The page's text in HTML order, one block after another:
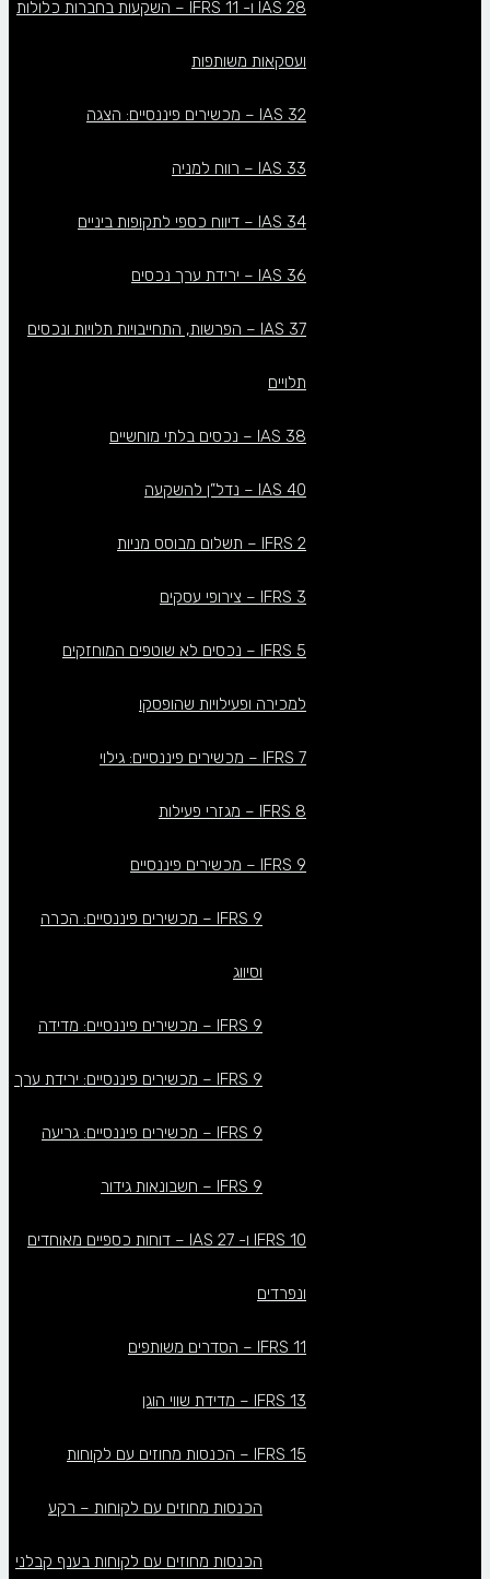
IAS 28 ו- IFRS 11 – השקעות בחברות כלולות
ועסקאות משותפות
IAS 32 – מכשירים פיננסיים: הצגה
IAS 33 – רווח למניה
IAS 34 – דיווח כספי לתקופות ביניים
IAS 36 – ירידת ערך נכסים
IAS 37 – הפרשות, התחייבויות תלויות ונכסים
תלויים
IAS 38 – נכסים בלתי מוחשיים
IAS 40 – נדל”ן להשקעה
IFRS 2 – תשלום מבוסס מניות
IFRS 3 – צירופי עסקים
IFRS 5 – נכסים לא שוטפים המוחזקים
למכירה ופעילויות שהופסקו
IFRS 7 – מכשירים פיננסיים: גילוי
IFRS 8 – מגזרי פעילות
IFRS 9 – מכשירים פיננסיים
IFRS 9 – מכשירים פיננסיים: הכרה
וסיווג
IFRS 9 – מכשירים פיננסיים: מדידה
IFRS 9 – מכשירים פיננסיים: ירידת ערך
IFRS 9 – מכשירים פיננסיים: גריעה
IFRS 9 – חשבונאות גידור
IFRS 10 ו- IAS 27 – דוחות כספיים מאוחדים
ונפרדים
IFRS 11 – הסדרים משותפים
IFRS 13 – מדידת שווי הוגן
IFRS 15 – הכנסות מחוזים עם לקוחות
הכנסות מחוזים עם לקוחות – רקע
הכנסות מחוזים עם לקוחות בענף קבלני